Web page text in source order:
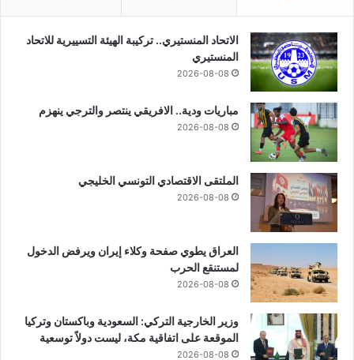
الاتحاد المنستيري.. تركيبة الهيئة التسييرية للاتحاد
المنستيري
2026-08-08
مباريات ودية.. الافريقي ينتصر والترجي ينهزم
2026-08-08
الملتقى الاقتصادي التونسي الخليجي
2026-08-08
العراق يطوي صفحة وكلاء إيران ويرفض الدخول
لمستنقع الحرب
2026-08-08
وزير الخارجية التركي: السعودية وباكستان وتركيا
الموقعة على اتفاقية مكة، ليست دولاً توسعية
2026-08-08